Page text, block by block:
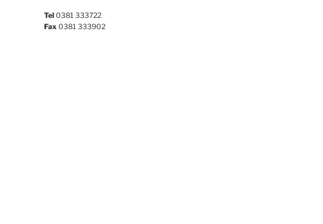
Tel0381 333722
Fax 0381 333902